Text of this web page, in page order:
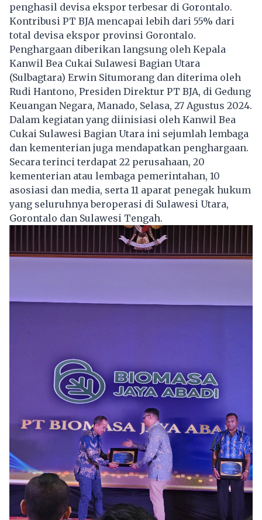
penghasil devisa ekspor terbesar di Gorontalo.
Kontribusi PT BJA mencapai lebih dari 55% dari
total devisa ekspor provinsi Gorontalo.
Penghargaan diberikan langsung oleh Kepala
Kanwil Bea Cukai Sulawesi Bagian Utara
(Sulbagtara) Erwin Situmorang dan diterima oleh
Rudi Hantono, Presiden Direktur PT BJA, di Gedung
Keuangan Negara, Manado, Selasa, 27 Agustus 2024.
Dalam kegiatan yang diinisiasi oleh Kanwil Bea
Cukai Sulawesi Bagian Utara ini sejumlah lembaga
dan kementerian juga mendapatkan penghargaan.
Secara terinci terdapat 22 perusahaan, 20
kementerian atau lembaga pemerintahan, 10
asosiasi dan media, serta 11 aparat penegak hukum
yang seluruhnya beroperasi di Sulawesi Utara,
Gorontalo dan Sulawesi Tengah.